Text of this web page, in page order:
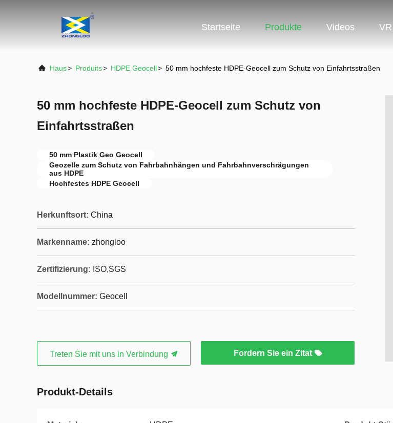
Startseite Produkte Videos
Haus> Produits> HDPE Geocell> 50 mm hochfeste HDPE-Geocell zum Schutz von Einfahrtsstraßen
50 mm hochfeste HDPE-Geocell zum Schutz von
Einfahrtsstraßen
50 mm Plastik Geo Geocell
Geozelle zum Schutz von Fahrbahnhängen und Fahrbahnverschrägungen
aus HDPE
Hochfestes HDPE Geocell
Herkunftsort: China
Markenname: zhongloo
Zertifizierung: ISO,SGS
Modellnummer: Geocell
Treten Sie mit uns in Verbindung Fordern Sie ein Zitat
Produkt-Details